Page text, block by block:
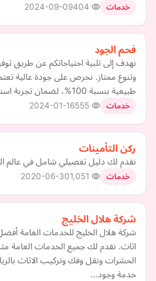
خدمات 2024-09-09
فحم الجود
نهدف إلى تلبية احتياجاتكم عن طريق
وتنوع ممتاز. نحرص على جودة عالية
طبيعية بنسبة 100%، لضمان تجربة استخدام تستحقونها.
خدمات 2024-01-16
ركن التأمينات
نقدم لك دليل تفصيلي شامل في عالم
خدمات 2020-06-30
شركة هلال الخليج
شركة هلال الخليج للخدمات العامة
اثاث. نقدم لك جميع الخدمات العامة
الحشرات ونقل وفك وتركيب الاثاث
خدمة وجود…